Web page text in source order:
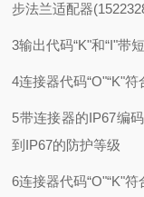
步法兰适配器
3输出代码“K"和“I"带
4连接器代码“O"“K"
5带连接器的IP67编
到IP67的防护等级
6连接器代码“O"“K"符